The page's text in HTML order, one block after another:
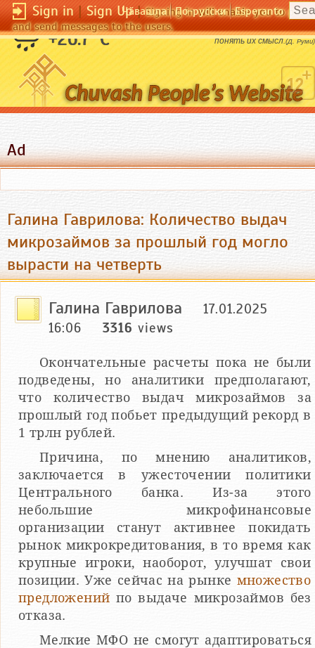
Sign in|Sign Up|Signing in will enable you to post
and send messages to the users.
Чӑвашла По-русски Esperanto
+26.7 °C
Повторять чужие слова не значит еще
понять их смысл.(Д. Руми)
Ad
Галина Гаврилова: Количество выдач
микрозаймов за прошлый год могло
вырасти на четверть
Галина Гаврилова
17.01.2025
16:06
3316 views
Окончательные расчеты пока не были
подведены, но аналитики предполагают,
что количество выдач микрозаймов за
прошлый год побьет предыдущий рекорд в
1 трлн рублей.
Причина, по мнению аналитиков,
заключается в ужесточении политики
Центрального банка. Из-за этого
небольшие микрофинансовые
организации станут активнее покидать
рынок микрокредитования, в то время как
крупные игроки, наоборот, улучшат свои
позиции. Уже сейчас на рынке множество
предложений по выдаче микрозаймов без
отказа.
Мелкие МФО не смогут адаптироваться